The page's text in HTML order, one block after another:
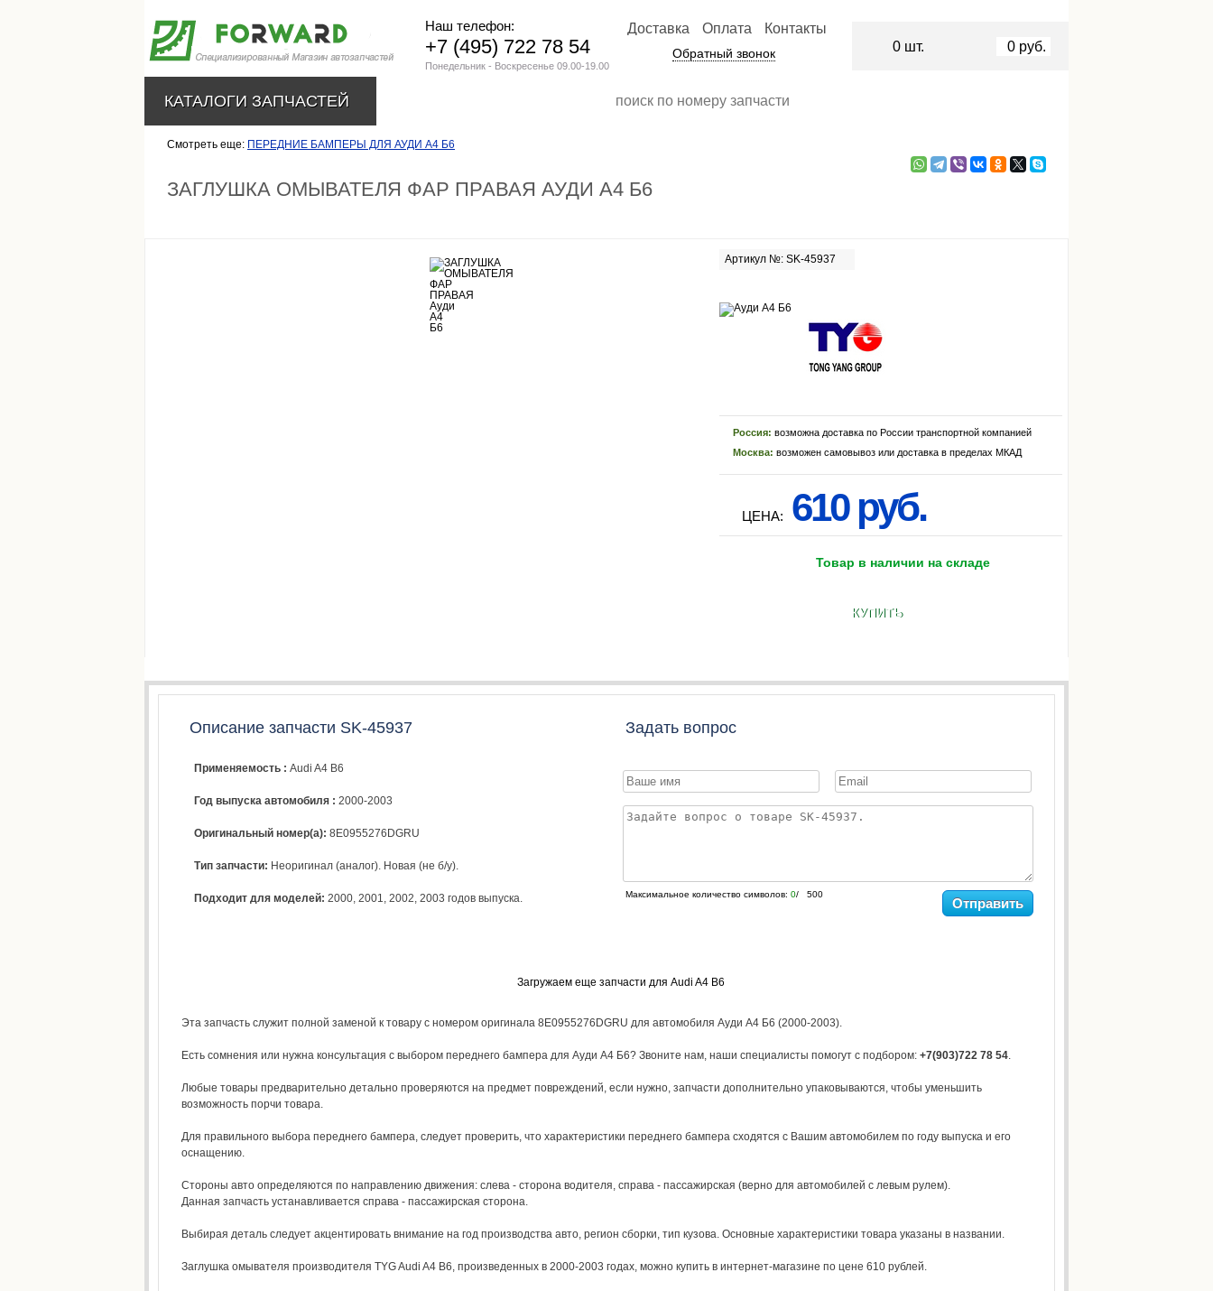
Смотреть еще: ПЕРЕДНИЕ БАМПЕРЫ ДЛЯ АУДИ А4 Б6
ЗАГЛУШКА ОМЫВАТЕЛЯ ФАР ПРАВАЯ АУДИ А4 Б6
Артикул №: SK-45937
Россия: возможна доставка по России транспортной компанией
Москва: возможен самовывоз или доставка в пределах МКАД
ЦЕНА: 610 руб.
Товар в наличии на складе
КУПИТЬ
Описание запчасти SK-45937
Применяемость : Audi A4 B6
Год выпуска автомобиля : 2000-2003
Оригинальный номер(а): 8E0955276DGRU
Тип запчасти: Неоригинал (аналог). Новая (не б/у).
Подходит для моделей: 2000, 2001, 2002, 2003 годов выпуска.
Задать вопрос
Максимальное количество символов: 0/ 500
Отправить
Загружаем еще запчасти для Audi A4 B6
Эта запчасть служит полной заменой к товару с номером оригинала 8E0955276DGRU для автомобиля Ауди А4 Б6 (2000-2003).
Есть сомнения или нужна консультация с выбором переднего бампера для Ауди А4 Б6? Звоните нам, наши специалисты помогут с подбором: +7(903)722 78 54.
Любые товары предварительно детально проверяются на предмет повреждений, если нужно, запчасти дополнительно упаковываются, чтобы уменьшить
возможность порчи товара.
Для правильного выбора переднего бампера, следует проверить, что характеристики переднего бампера сходятся с Вашим автомобилем по году выпуска и его
оснащению.
Стороны авто определяются по направлению движения: слева - сторона водителя, справа - пассажирская (верно для автомобилей с левым рулем).
Данная запчасть устанавливается справа - пассажирская сторона.
Выбирая деталь следует акцентировать внимание на год производства авто, регион сборки, тип кузова. Основные характеристики товара указаны в названии.
Заглушка омывателя производителя TYG Audi A4 B6, произведенных в 2000-2003 годах, можно купить в интернет-магазине по цене 610 рублей.
Наш телефон:
+7 (495) 722 78 54
Понедельник - Воскресенье 09.00-19.00
Доставка Оплата Контакты
Обратный звонок 0 шт. 0 руб.
КАТАЛОГИ ЗАПЧАСТЕЙ